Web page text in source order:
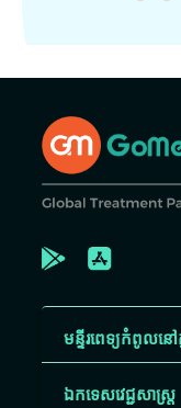
មន្ទីរពេទ្យកំពូលន
ឯកទេសវេជ្ជសាស្ត្រ